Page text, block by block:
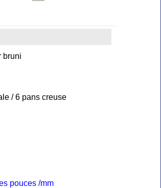
bruni
/ 6 pans creuse
pouces /mm